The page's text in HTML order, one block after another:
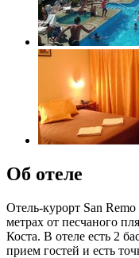
Об отеле
Отель-курорт San
метрах от песчаного
Коста. В отеле есть 2
прием гостей и есть